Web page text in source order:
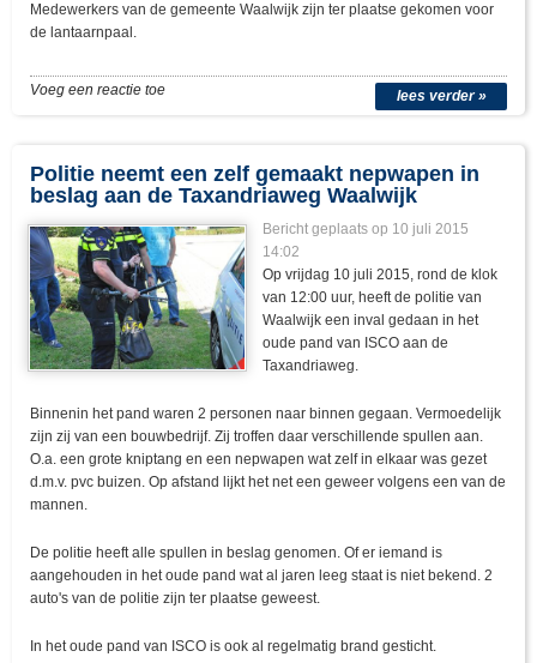
Medewerkers van de gemeente Waalwijk zijn ter plaatse gekomen voor
de lantaarnpaal.
lees verder »
Voeg een reactie toe
Politie neemt een zelf gemaakt nepwapen in
beslag aan de Taxandriaweg Waalwijk
Bericht geplaats op 10 juli 2015
14:02
Op vrijdag 10 juli 2015, rond de klok
van 12:00 uur, heeft de politie van
Waalwijk een inval gedaan in het
oude pand van ISCO aan de
Taxandriaweg.
Binnenin het pand waren 2 personen naar binnen gegaan. Vermoedelijk
zijn zij van een bouwbedrijf. Zij troffen daar verschillende spullen aan.
O.a. een grote kniptang en een nepwapen wat zelf in elkaar was gezet
d.m.v. pvc buizen. Op afstand lijkt het net een geweer volgens een van de
mannen.
De politie heeft alle spullen in beslag genomen. Of er iemand is
aangehouden in het oude pand wat al jaren leeg staat is niet bekend. 2
auto's van de politie zijn ter plaatse geweest.
In het oude pand van ISCO is ook al regelmatig brand gesticht.